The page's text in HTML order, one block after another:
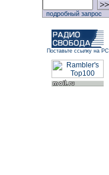
подробный запрос
Поставьте ссылку на РС